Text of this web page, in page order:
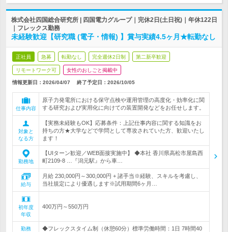
株式会社四国総合研究所 | 四国電力グループ｜完休2日(土日祝)｜年休122日
｜フレックス勤務
未経験歓迎【研究職 (電子・情報) 】賞与実績4.5ヶ月★転勤なし
正社員 急募 転勤なし 完全週休2日制 第二新卒歓迎
リモートワーク可 女性のおしごと掲載中
情報更新日：2026/04/07 終了予定日： 2026/10/05
仕事内容
原子力発電所における保守点検や運用管理の高度化・効率化に関
する研究および実用化に向けての装置開発などをお任せします。
対象と
なる方
【実務未経験もOK】応募条件：上記仕事内容に関する知識をお
持ちの方★大学などで学問として専攻されていた方、歓迎いたし
ます！
勤務地
【UIターン歓迎／WEB面接実施中】 ◆本社 香川県高松市屋島西
町2109-8 …『潟元駅』から車…
給与
月給 230,000円～300,000円 + 諸手当※経験、スキルを考慮し、
当社規定により優遇します※試用期間6ヶ月…
初年度
年収
400万円～550万円
勤務
◆フレックスタイム制（休憩60分）標準労働時間：1日 7時間40